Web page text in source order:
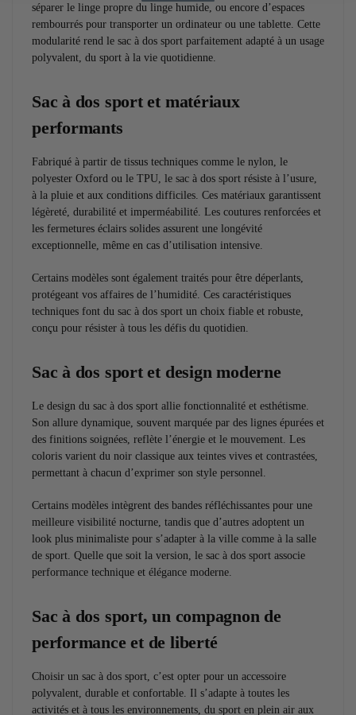
séparer le linge propre du linge humide, ou encore d’espaces
rembourrés pour transporter un ordinateur ou une tablette. Cette
modularité rend le sac à dos sport parfaitement adapté à un usage
polyvalent, du sport à la vie quotidienne.
Sac à dos sport et matériaux
performants
Fabriqué à partir de tissus techniques comme le nylon, le
polyester Oxford ou le TPU, le sac à dos sport résiste à l’usure,
à la pluie et aux conditions difficiles. Ces matériaux garantissent
légèreté, durabilité et imperméabilité. Les coutures renforcées et
les fermetures éclairs solides assurent une longévité
exceptionnelle, même en cas d’utilisation intensive.
Certains modèles sont également traités pour être déperlants,
protégeant vos affaires de l’humidité. Ces caractéristiques
techniques font du sac à dos sport un choix fiable et robuste,
conçu pour résister à tous les défis du quotidien.
Sac à dos sport et design moderne
Le design du sac à dos sport allie fonctionnalité et esthétisme.
Son allure dynamique, souvent marquée par des lignes épurées et
des finitions soignées, reflète l’énergie et le mouvement. Les
coloris varient du noir classique aux teintes vives et contrastées,
permettant à chacun d’exprimer son style personnel.
Certains modèles intègrent des bandes réfléchissantes pour une
meilleure visibilité nocturne, tandis que d’autres adoptent un
look plus minimaliste pour s’adapter à la ville comme à la salle
de sport. Quelle que soit la version, le sac à dos sport associe
performance technique et élégance moderne.
Sac à dos sport, un compagnon de
performance et de liberté
Choisir un sac à dos sport, c’est opter pour un accessoire
polyvalent, durable et confortable. Il s’adapte à toutes les
activités et à tous les environnements, du sport en plein air aux